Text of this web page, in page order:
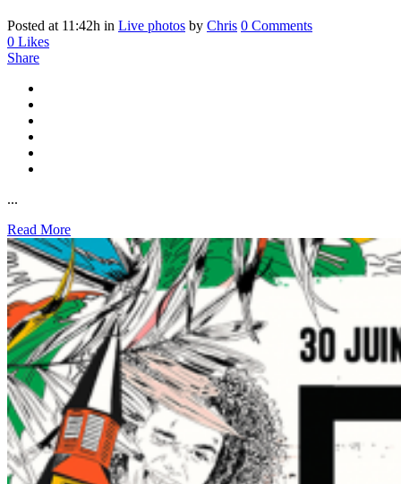
Posted at 11:42h in Live photos by Chris 0 Comments
0 Likes
Share
...
Read More